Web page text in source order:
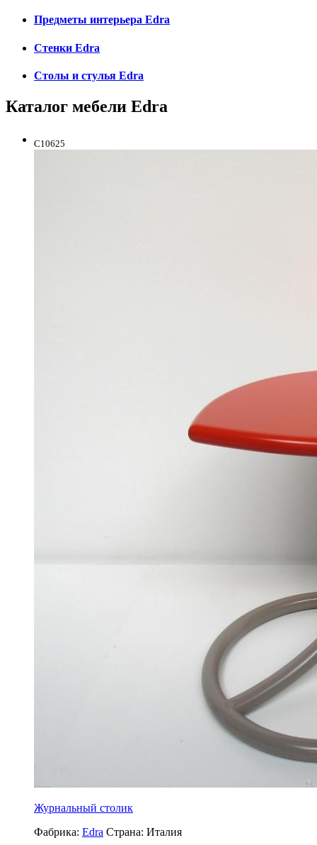
Предметы интерьера Edra
Стенки Edra
Столы и стулья Edra
Каталог мебели Edra
C10625
Журнальный столик
Фабрика: Edra Страна: Италия